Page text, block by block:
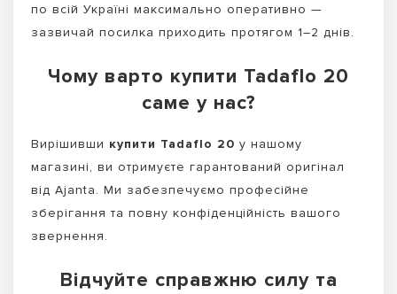
по всій Україні максимально оперативно —
зазвичай посилка приходить протягом 1–2 днів.
Чому варто купити Tadaflo 20
саме у нас?
Вирішивши купити Tadaflo 20 у нашому
магазині, ви отримуєте гарантований оригінал
від Ajanta. Ми забезпечуємо професійне
зберігання та повну конфіденційність вашого
звернення.
Відчуйте справжню силу та